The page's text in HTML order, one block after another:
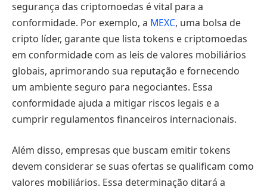
segurança das criptomoedas é vital para a
conformidade. Por exemplo, a MEXC, uma bolsa de
cripto líder, garante que lista tokens e criptomoedas
em conformidade com as leis de valores mobiliários
globais, aprimorando sua reputação e fornecendo
um ambiente seguro para negociantes. Essa
conformidade ajuda a mitigar riscos legais e a
cumprir regulamentos financeiros internacionais.
Além disso, empresas que buscam emitir tokens
devem considerar se suas ofertas se qualificam como
valores mobiliários. Essa determinação ditará a